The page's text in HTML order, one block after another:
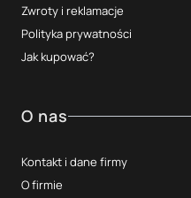
Zwroty i reklamacje
Polityka prywatności
Jak kupować?
O nas
Kontakt i dane firmy
O firmie